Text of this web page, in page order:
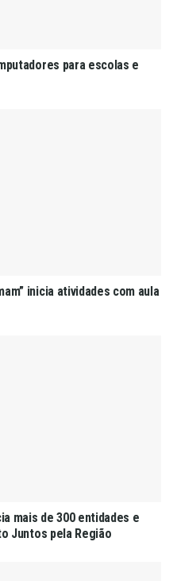
para escolas e
inicia atividades com aula
mais de 300 entidades e
Juntos pela Região